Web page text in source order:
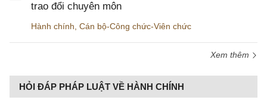
trao đổi chuyên môn
Hành chính Cán bộ-Công chức-Viên chức
Xem thêm
HỎI ĐÁP PHÁP LUẬT VỀ HÀNH CHÍNH